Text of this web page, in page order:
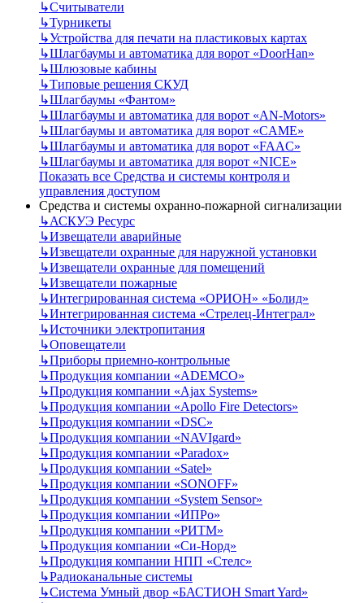
↳Считыватели
↳Турникеты
↳Устройства для печати на пластиковых картах
↳Шлагбаумы и автоматика для ворот «DoorHan»
↳Шлюзовые кабины
↳Типовые решения СКУД
↳Шлагбаумы «Фантом»
↳Шлагбаумы и автоматика для ворот «AN-Motors»
↳Шлагбаумы и автоматика для ворот «CAME»
↳Шлагбаумы и автоматика для ворот «FAAC»
↳Шлагбаумы и автоматика для ворот «NICE»
Показать все Средства и системы контроля и
управления доступом
Средства и системы охранно-пожарной сигнализации
↳АСКУЭ Ресурс
↳Извещатели аварийные
↳Извещатели охранные для наружной установки
↳Извещатели охранные для помещений
↳Извещатели пожарные
↳Интегрированная система «ОРИОН» «Болид»
↳Интегрированная система «Стрелец-Интеграл»
↳Источники электропитания
↳Оповещатели
↳Приборы приемно-контрольные
↳Продукция компании «ADEMCO»
↳Продукция компании «Ajax Systems»
↳Продукция компании «Apollo Fire Detectors»
↳Продукция компании «DSC»
↳Продукция компании «NAVIgard»
↳Продукция компании «Paradox»
↳Продукция компании «Satel»
↳Продукция компании «SONOFF»
↳Продукция компании «System Sensor»
↳Продукция компании «ИПРо»
↳Продукция компании «РИТМ»
↳Продукция компании «Си-Норд»
↳Продукция компании НПП «Стелс»
↳Радиоканальные системы
↳Система Умный двор «БАСТИОН Smart Yard»